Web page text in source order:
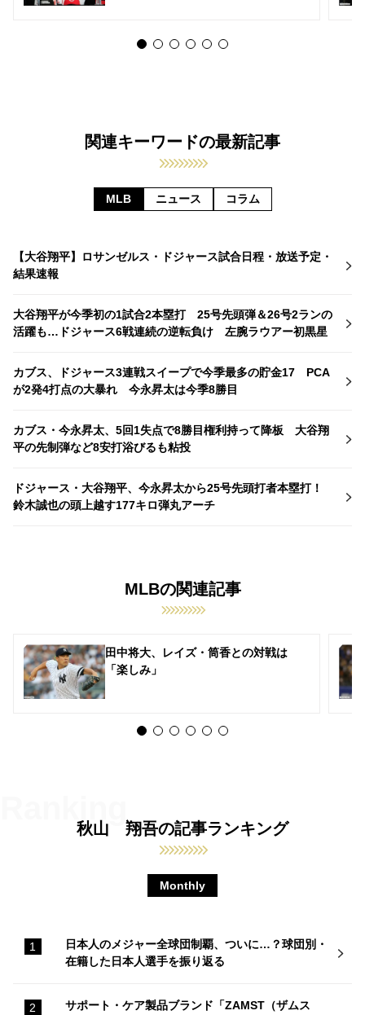
関連キーワードの最新記事
MLB ニュース コラム
【大谷翔平】ロサンゼルス・ドジャース試合日程・放送予定・
結果速報
大谷翔平が今季初の1試合2本塁打 25号先頭弾＆26号2ランの
活躍も…ドジャース6戦連続の逆転負け 左腕ラウアー初黒星
カブス、ドジャース3連戦スイープで今季最多の貯金17 PCA
が2発4打点の大暴れ 今永昇太は今季8勝目
カブス・今永昇太、5回1失点で8勝目権利持って降板 大谷翔
平の先制弾など8安打浴びるも粘投
ドジャース・大谷翔平、今永昇太から25号先頭打者本塁打！
鈴木誠也の頭上越す177キロ弾丸アーチ
MLBの関連記事
田中将大、レイズ・筒香との対戦は
「楽しみ」
秋山 翔吾の記事ランキング
Monthly
日本人のメジャー全球団制覇、ついに…？球団別・
在籍した日本人選手を振り返る
サポート・ケア製品ブランド「ZAMST（ザムス